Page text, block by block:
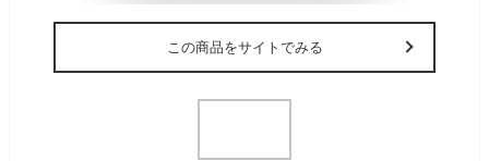
この商品をサイトでみる